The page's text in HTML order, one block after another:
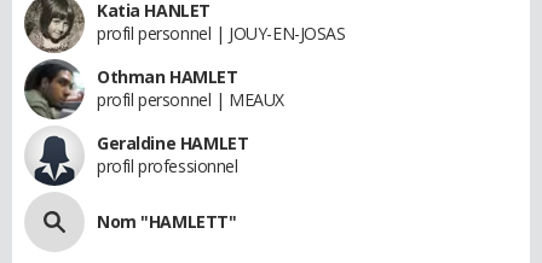
Katia HANLET
profil personnel | JOUY-EN-JOSAS
Othman HAMLET
profil personnel | MEAUX
Geraldine HAMLET
profil professionnel
Nom "HAMLETT"